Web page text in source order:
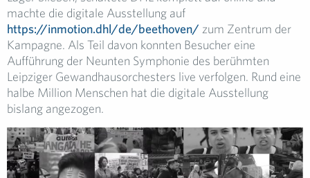
machte die digitale Ausstellung auf
https://inmotion.dhl/de/beethoven/ zum Zentrum der
Kampagne. Als Teil davon konnten Besucher eine
Aufführung der Neunten Symphonie des berühmten
Leipziger Gewandhausorchesters live verfolgen. Rund eine
halbe Million Menschen hat die digitale Ausstellung
bislang angezogen.